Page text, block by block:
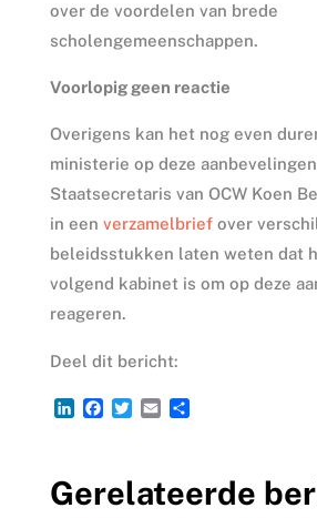
over de voordelen van brede
scholengemeenschappen.
Voorlopig geen reactie
Overigens kan het nog even
ministerie op deze
Staatsecretaris van OCW Koen
in een verzamelbriefover
beleidsstukken laten weten dat
volgend kabinet is om op deze
reageren.
Deel dit bericht:
L
e
d
F
b
o
T
t
e
E
l
D
n
Gerelateerde